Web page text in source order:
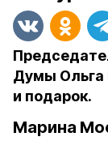
Думы Ольга
и подарок.
Марина